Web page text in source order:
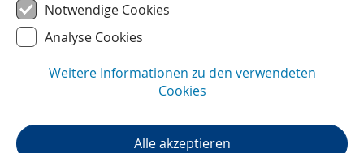
Tal der Loire
Notwendige Cookies
Analyse Cookies
Weitere Informationen zu den verwendeten
Cookies
Alle akzeptieren